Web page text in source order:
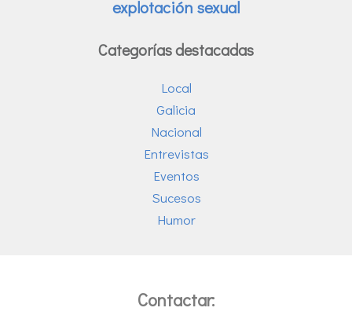
Categorías destacadas
Local
Galicia
Nacional
Entrevistas
Eventos
Sucesos
Humor
Contactar: